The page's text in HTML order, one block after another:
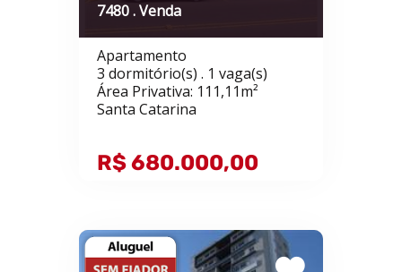
7480 . Venda
Apartamento
3 dormitório(s) . 1 vaga(s)
Área Privativa: 111,11m²
Santa Catarina
R$ 680.000,00